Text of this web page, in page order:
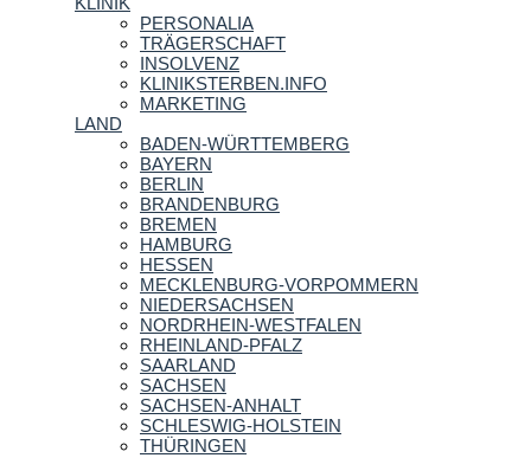
PERSONALIA
TRÄGERSCHAFT
INSOLVENZ
KLINIKSTERBEN.INFO
MARKETING
LAND
BADEN-WÜRTTEMBERG
BAYERN
BERLIN
BRANDENBURG
BREMEN
HAMBURG
HESSEN
MECKLENBURG-VORPOMMERN
NIEDERSACHSEN
NORDRHEIN-WESTFALEN
RHEINLAND-PFALZ
SAARLAND
SACHSEN
SACHSEN-ANHALT
SCHLESWIG-HOLSTEIN
THÜRINGEN